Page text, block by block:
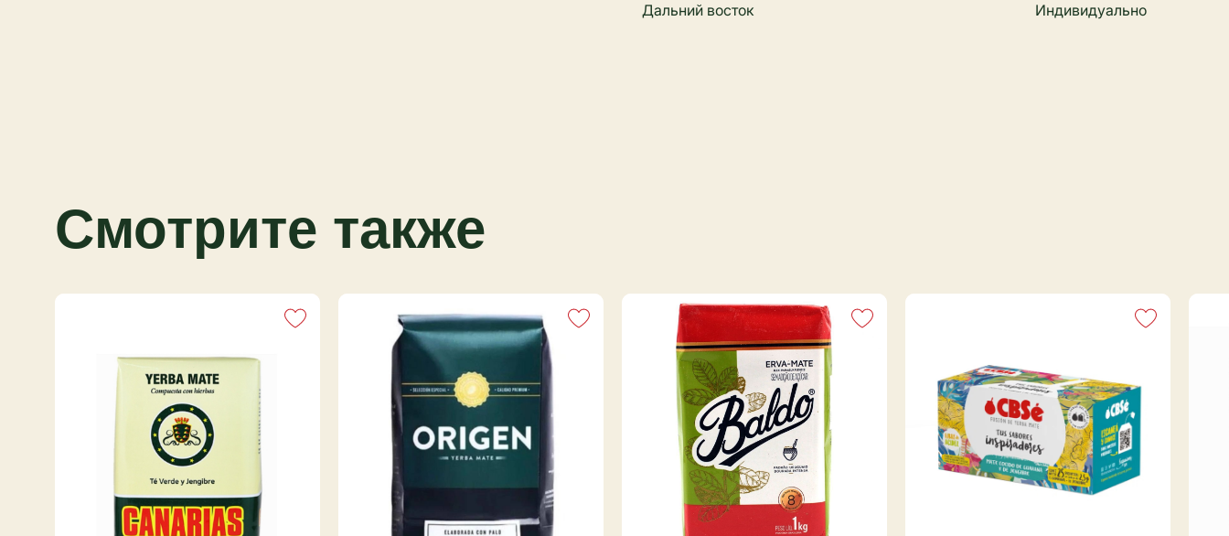
Классика заваривания: 2/3 калабаса мате, бомбилья, вода 75–80°C.
Вкус держится до 8 проливов. Для охлаждения — сделайте терере.
вроде Taragüi Cítricos del Litoral, Amanda Naranja, Sinceridad Limón
или фруктовые линейки CBSé, и ищет яркий грейпфрутовый акцент
Заказывайте мате у Yerbix — доставка по всей России от
проверенного поставщика.
Дальний восток
Индивидуально
Смотрите также